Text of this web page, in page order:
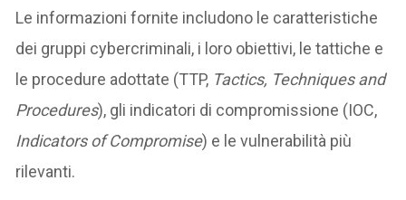
Le informazioni fornite includono le caratteristiche
dei gruppi cybercriminali, i loro obiettivi, le tattiche e
le procedure adottate (TTP, Tactics, Techniques and
Procedures), gli indicatori di compromissione (IOC,
Indicators of Compromise) e le vulnerabilità più
rilevanti.